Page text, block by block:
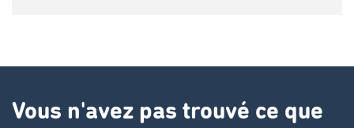
Vous n'avez pas trouvé ce que